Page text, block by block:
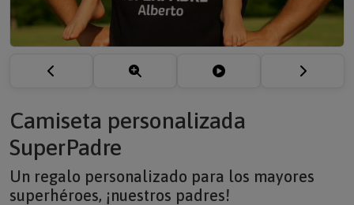
Camiseta personalizada
SuperPadre
Un regalo personalizado para los mayores
superhéroes, ¡nuestros padres!